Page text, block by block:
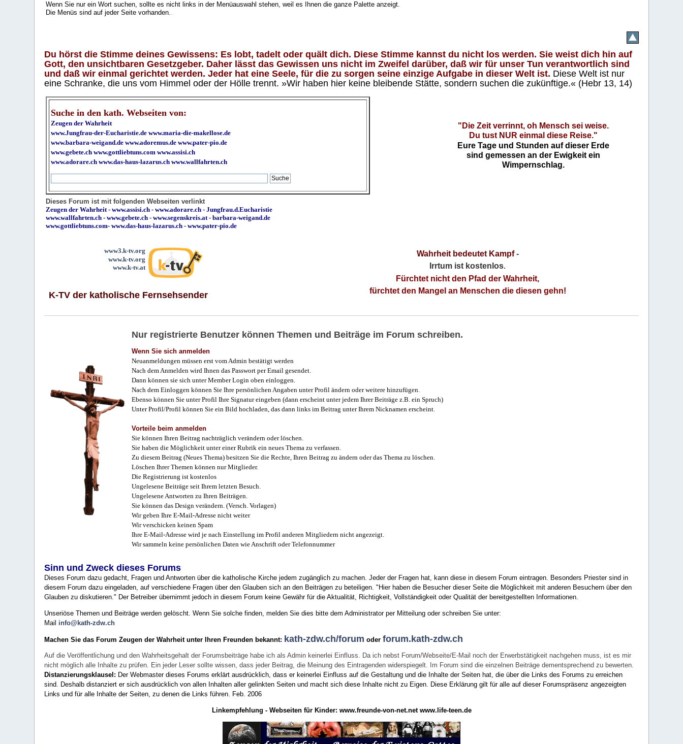
Wenn Sie nur ein Wort suchen, sollte es nicht links in der Menüauswahl stehen, weil es Ihnen die ganze Palette anzeigt.
Die Menüs sind auf jeder Seite vorhanden..
Du hörst die Stimme deines Gewissens: Es lobt, tadelt oder quält dich. Diese Stimme kannst du nicht los werden. Sie weist dich hin auf
Gott, den unsichtbaren Gesetzgeber. Daher lässt das Gewissen uns nicht im Zweifel darüber, daß wir für unser Tun verantwortlich sind
und daß wir einmal gerichtet werden. Jeder hat eine Seele, für die zu sorgen seine einzige Aufgabe in dieser Welt ist. Diese Welt ist nur
eine Schranke, die uns vom Himmel oder der Hölle trennt. »Wir haben hier keine bleibende Stätte, sondern suchen die zukünftige.« (Hebr 13, 14)
Suche in den kath. Webseiten von:
Zeugen der Wahrheit
www.Jungfrau-der-Eucharistie.de www.maria-die-makellose.de
www.barbara-weigand.de www.adoremus.de www.pater-pio.de
www.gebete.ch www.gottliebtuns.com www.assisi.ch
www.adorare.ch www.das-haus-lazarus.ch www.wallfahrten.ch
"Die Zeit verrinnt, oh Mensch sei weise.
Du tust NUR einmal diese Reise."
Eure Tage und Stunden auf dieser Erde
sind gemessen an der Ewigkeit ein
Wimpernschlag.
Dieses Forum ist mit folgenden Webseiten verlinkt
Zeugen der Wahrheit-www.assisi.ch -www.adorare.ch -Jungfrau.d.Eucharistie
www.wallfahrten.ch -www.gebete.ch -www.segenskreis.at-barbara-weigand.de
www.gottliebtuns.com-www.das-haus-lazarus.ch - www.pater-pio.de
www3.k-tv.org
www.k-tv.org
www.k-tv.at
K-TV der katholische Fernsehsender
Wahrheit bedeutet Kampf-
Irrtum ist kostenlos.
Fürchtet nicht den Pfad der Wahrheit,
fürchtet den Mangel an Menschen die diesen gehn!
Nur registrierte Benutzer können Themen und Beiträge im Forum schreiben.
Wenn Sie sich anmelden
Neuanmeldungen müssen erst vom Admin bestätigt werden
Nach dem Anmelden wird Ihnen das Passwort per Email gesendet.
Dann können sie sich unter Member Login oben einloggen.
Nach dem Einloggen können Sie Ihre persönlichen Angaben unter Profil ändern oder weitere hinzufügen.
Ebenso können Sie unter Profil Ihre Signatur eingeben (dann erscheint unter jedem Ihrer Beiträge z.B. ein Spruch)
Unter Profil/Profil können Sie ein Bild hochladen, das dann links im Beitrag unter Ihrem Nicknamen erscheint.
Vorteile beim anmelden
Sie können Ihren Beitrag nachträglich verändern oder löschen.
Sie haben die Möglichkeit unter einer Rubrik ein neues Thema zu verfassen.
Zu diesem Beitrag (Neues Thema) besitzen Sie die Rechte, Ihren Beitrag zu ändern oder das Thema zu löschen.
Löschen Ihrer Themen können nur Mitglieder.
Die Registrierung ist kostenlos
Ungelesene Beiträge seit Ihrem letzten Besuch.
Ungelesene Antworten zu Ihren Beiträgen.
Sie können das Design verändern. (Versch. Vorlagen)
Wir geben Ihre E-Mail-Adresse nicht weiter
Wir verschicken keinen Spam
Ihre E-Mail-Adresse wird je nach Einstellung im Profil anderen Mitgliedern nicht angezeigt.
Wir sammeln keine persönlichen Daten wie Anschrift oder Telefonnummer
Sinn und Zweck dieses Forums
Dieses Forum dazu gedacht, Fragen und Antworten über die katholische Kirche jedem zugänglich zu machen. Jeder der Fragen hat, kann diese in diesem Forum eintragen. Besonders Priester sind in
diesem Forum dazu eingeladen, auf verschiedene Fragen über den Glauben sich an den Beiträgen zu beteiligen. "Hier haben die Besucher dieser Seite die Möglichkeit mit anderen Besuchern über den
Glauben zu diskutieren." Der Betreiber übernimmt jedoch in diesem Forum keine Gewähr für die Aktualität, Richtigkeit, Vollständigkeit oder Qualität der bereitgestellten Informationen.
Unseriöse Themen und Beiträge werden gelöscht. Wenn Sie solche finden, melden Sie dies bitte dem Administrator per Mitteilung oder schreiben Sie unter:
Mail info@kath-zdw.ch
Machen Sie das Forum Zeugen der Wahrheit unter Ihren Freunden bekannt: kath-zdw.ch/forum oderforum.kath-zdw.ch
Auf die Veröffentlichung und den Wahrheitsgehalt der Forumsbeiträge habe ich als Admin keinerlei Einfluss. Da ich nebst Forum/Webseite/E-Mail noch der Erwerbstätigkeit nachgehen muss, ist es mir
nicht möglich alle Inhalte zu prüfen. Ein jeder Leser sollte wissen, dass jeder Beitrag, die Meinung des Eintragenden widerspiegelt. Im Forum sind die einzelnen Beiträge dementsprechend zu bewerten.
Distanzierungsklausel: Der Webmaster dieses Forums erklärt ausdrücklich, dass er keinerlei Einfluss auf die Gestaltung und die Inhalte der Seiten hat, die über die Links des Forums zu erreichen
sind. Deshalb distanziert er sich ausdrücklich von allen Inhalten aller gelinkten Seiten und macht sich diese Inhalte nicht zu Eigen. Diese Erklärung gilt für alle auf dieser Forumspräsenz angezeigten
Links und für alle Inhalte der Seiten, zu denen die Links führen. Feb. 2006
Linkempfehlung - Webseiten für Kinder: www.freunde-von-net.net www.life-teen.de